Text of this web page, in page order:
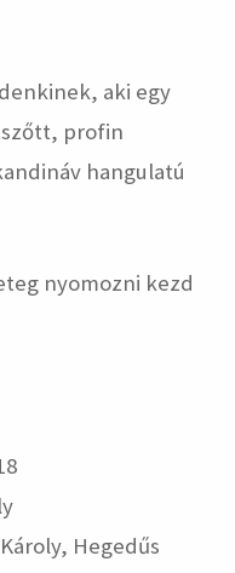
aki egy
profin
hangulatú
Hegedűs